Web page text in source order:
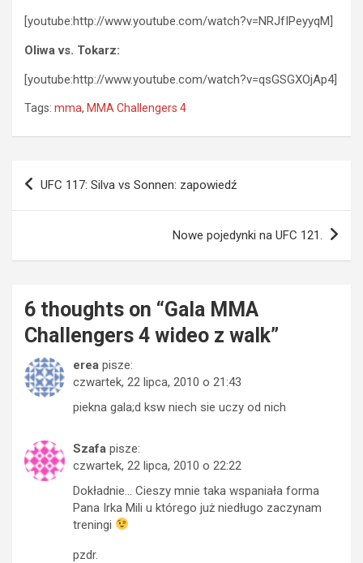
[youtube:http://www.youtube.com/watch?v=NRJfIPeyyqM]
Oliwa vs. Tokarz:
[youtube:http://www.youtube.com/watch?v=qsGSGXOjAp4]
Tags: mma, MMA Challengers 4
Nawigacja
UFC 117: Silva vs Sonnen: zapowiedź
Nowe pojedynki na UFC 121.
6 thoughts on “Gala MMA
Challengers 4 wideo z walk”
erea pisze:
czwartek, 22 lipca, 2010 o 21:43
piekna gala;d ksw niech sie uczy od nich
Szafa pisze:
czwartek, 22 lipca, 2010 o 22:22
Dokładnie… Cieszy mnie taka wspaniała forma
Pana Irka Mili u którego już niedługo zaczynam
treningi
pzdr.